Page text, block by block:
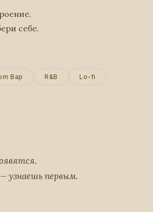
себе.
Bap R&B Lo-fi
— узнаешь первым.